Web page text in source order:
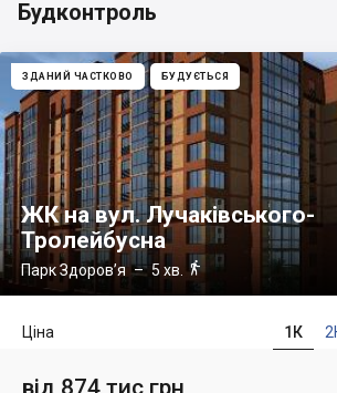
Будконтроль
ЗДАНИЙ ЧАСТКОВО БУДУЄТЬСЯ
ЖК на вул. Лучаківського-
Тролейбусна
Парк Здоров’я– 5 хв. 
1К
Ціна
від 874 тис грн